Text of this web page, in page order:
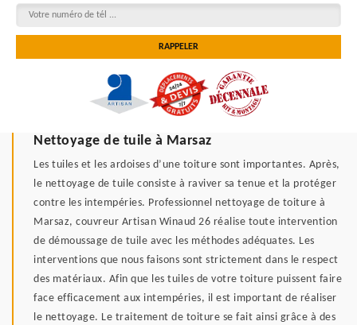
Nettoyage de tuile à Marsaz
Les tuiles et les ardoises d’une toiture sont importantes. Après,
le nettoyage de tuile consiste à raviver sa tenue et la protéger
contre les intempéries. Professionnel nettoyage de toiture à
Marsaz, couvreur Artisan Winaud 26 réalise toute intervention
de démoussage de tuile avec les méthodes adéquates. Les
interventions que nous faisons sont strictement dans le respect
des matériaux. Afin que les tuiles de votre toiture puissent faire
face efficacement aux intempéries, il est important de réaliser
le nettoyage. Le traitement de toiture se fait ainsi grâce à des